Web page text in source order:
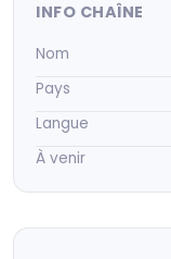
INFO CHAÎNE
Nom
Pays
Langue
À venir